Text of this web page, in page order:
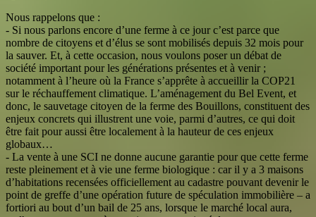
Nous rappelons que :
- Si nous parlons encore d’une ferme à ce jour c’est parce que
nombre de citoyens et d’élus se sont mobilisés depuis 32 mois pour
la sauver. Et, à cette occasion, nous voulons poser un débat de
société important pour les générations présentes et à venir ;
notamment à l’heure où la France s’apprête à accueillir la COP21
sur le réchauffement climatique. L’aménagement du Bel Event, et
donc, le sauvetage citoyen de la ferme des Bouillons, constituent des
enjeux concrets qui illustrent une voie, parmi d’autres, ce qui doit
être fait pour aussi être localement à la hauteur de ces enjeux
globaux…
- La vente à une SCI ne donne aucune garantie pour que cette ferme
reste pleinement et à vie une ferme biologique : car il y a 3 maisons
d’habitations recensées officiellement au cadastre pouvant devenir le
point de greffe d’une opération future de spéculation immobilière – a
fortiori au bout d’un bail de 25 ans, lorsque le marché local aura,